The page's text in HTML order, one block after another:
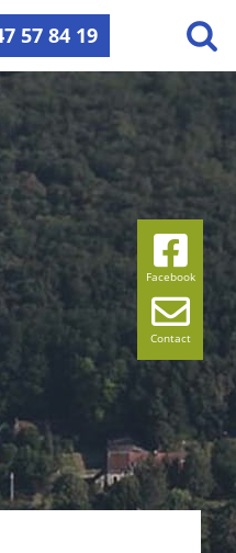
Facebook
Contact
57 84 19